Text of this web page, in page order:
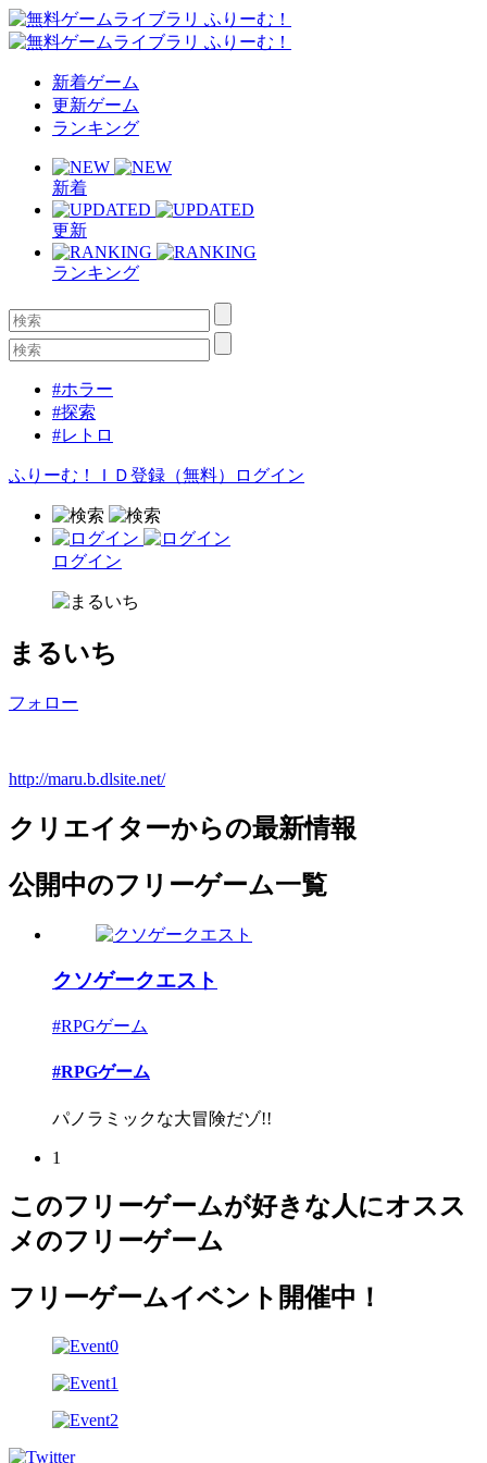
新着ゲーム
更新ゲーム
ランキング
新着
更新
ランキング
#ホラー
#探索
#レトロ
ふりーむ！ＩＤ登録（無料） ログイン
ログイン
まるいち
フォロー
http://maru.b.dlsite.net/
クリエイターからの最新情報
公開中のフリーゲーム一覧
クソゲークエスト
#RPGゲーム
#RPGゲーム
パノラミックな大冒険だゾ!!
1
このフリーゲームが好きな人にオスス
メのフリーゲーム
フリーゲームイベント開催中！